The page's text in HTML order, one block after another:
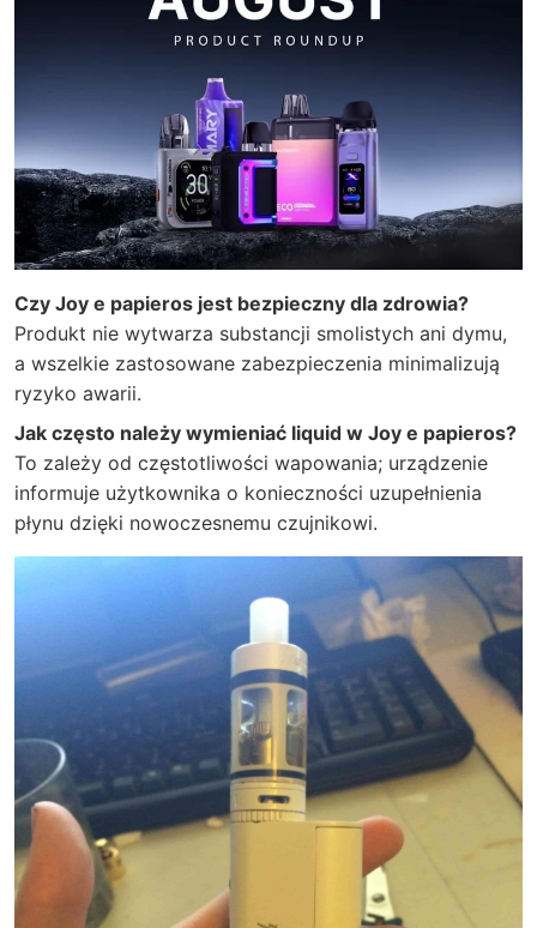
Czy Joy e papieros jest bezpieczny dla zdrowia?
Produkt nie wytwarza substancji smolistych ani dymu,
a wszelkie zastosowane zabezpieczenia minimalizują
ryzyko awarii.
Jak często należy wymieniać liquid w Joy e papieros?
To zależy od częstotliwości wapowania; urządzenie
informuje użytkownika o konieczności uzupełnienia
płynu dzięki nowoczesnemu czujnikowi.